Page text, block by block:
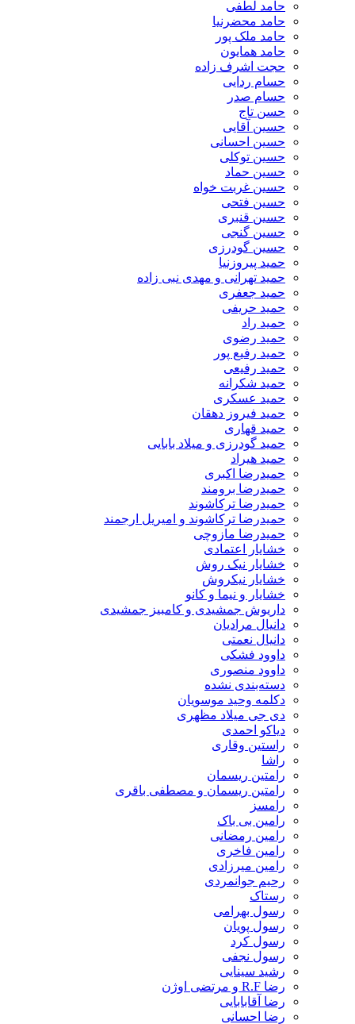
حامد لطفی
حامد محضرنیا
حامد ملک پور
حامد همایون
حجت اشرف زاده
حسام ردایی
حسام صدر
حسن تاج
حسین آقایی
حسین احسانی
حسین توکلی
حسین حماد
حسین غربت خواه
حسین فتحی
حسین قنبری
حسین گنجی
حسین گودرزی
حمید پیروزنیا
حمید تهرانی و مهدی نبی زاده
حمید جعفری
حمید حریفی
حمید راد
حمید رضوی
حمید رفیع پور
حمید رفیعی
حمید شکرانه
حمید عسکری
حمید فیروز دهقان
حمید قهاری
حمید گودرزی و میلاد بابایی
حمید هیراد
حمیدرضا اکبری
حمیدرضا برومند
حمیدرضا ترکاشوند
حمیدرضا ترکاشوند و امیریل ارجمند
حمیدرضا مازوچی
خشایار اعتمادی
خشایار نیک روش
خشایار نیکروش
خشایار و نیما و کانو
داریوش جمشیدی و کامبیز جمشیدی
دانیال مرادیان
دانیال نعمتی
داوود فشکی
داوود منصوری
دسته‌بندی نشده
دکلمه وحید موسویان
دی جی میلاد مظهری
دیاکو احمدی
راستین وقاری
راشا
رامتین ریسمان
رامتین ریسمان و مصطفی باقری
رامسز
رامین بی باک
رامین رمضانی
رامین فاخری
رامین میرزادی
رحیم جوانمردی
رستاک
رسول بهرامی
رسول پویان
رسول کرد
رسول نجفی
رشید سینایی
رضا R.F و مرتضی اوژن
رضا آقابابایی
رضا احسانی